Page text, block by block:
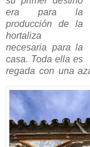
era para la
producción de la
hortaliza
necesaria para la
casa. Toda ella es
regada con una